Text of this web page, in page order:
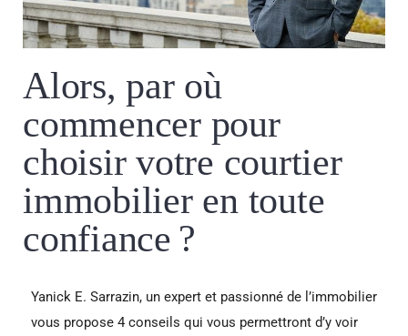
Alors, par où
commencer pour
choisir votre courtier
immobilier en toute
confiance ?
Yanick E. Sarrazin, un expert et passionné de l’immobilier
vous propose 4 conseils qui vous permettront d’y voir